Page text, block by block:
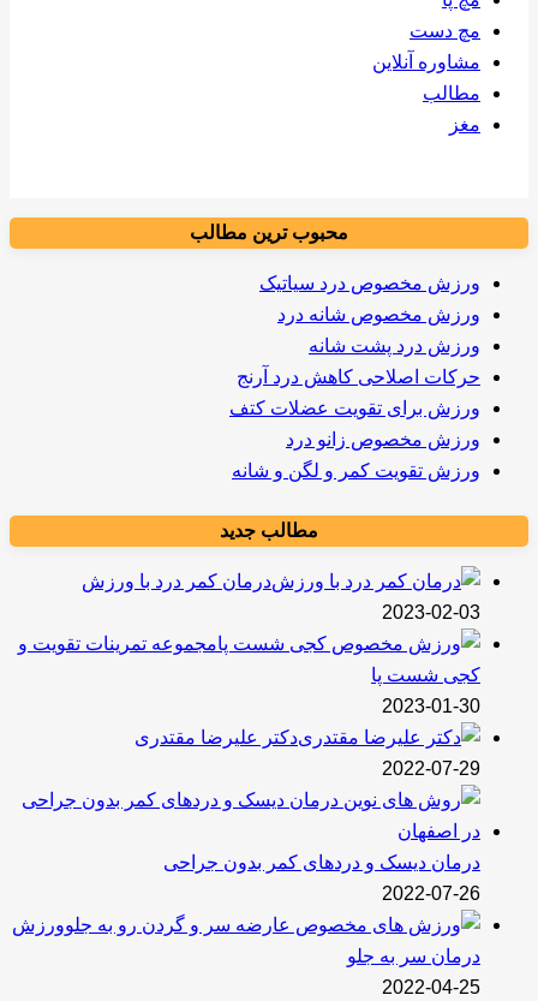
مچ دست
مشاوره آنلاین
مطالب
مغز
محبوب ترین مطالب
ورزش مخصوص درد سیاتیک
ورزش مخصوص شانه درد
ورزش درد پشت شانه
حرکات اصلاحی کاهش درد آرنج
ورزش برای تقویت عضلات کتف
ورزش مخصوص زانو درد
ورزش تقویت کمر و لگن و شانه
مطالب جدید
درمان کمر درد با ورزش
2023-02-03
مجموعه تمرینات تقویت و
کجی شست پا
2023-01-30
دکتر علیرضا مقتدری
2022-07-29
درمان دیسک و دردهای کمر بدون جراحی
2022-07-26
ورزش
درمان سر به جلو
2022-04-25